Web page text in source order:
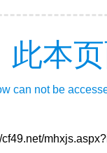
此本
can not be
cf49.net/